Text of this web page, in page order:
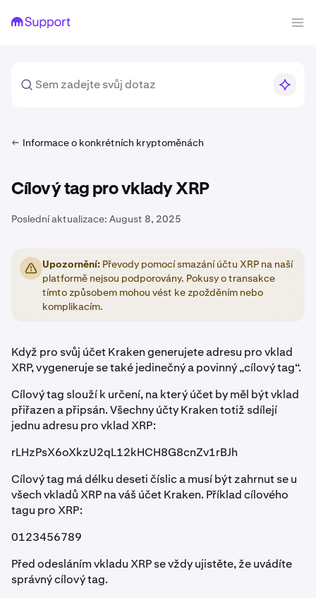
Informace o konkrétních kryptoměnách
Cílový tag pro vklady XRP
Poslední aktualizace: August 8, 2025
Upozornění: Převody pomocí smazání účtu XRP na naší
platformě nejsou podporovány. Pokusy o transakce
tímto způsobem mohou vést ke zpožděním nebo
komplikacím.
Když pro svůj účet Kraken generujete adresu pro vklad
XRP, vygeneruje se také jedinečný a povinný „cílový tag“.
Cílový tag slouží k určení, na který účet by měl být vklad
přiřazen a připsán. Všechny účty Kraken totiž sdílejí
jednu adresu pro vklad XRP:
rLHzPsX6oXkzU2qL12kHCH8G8cnZv1rBJh
Cílový tag má délku deseti číslic a musí být zahrnut se u
všech vkladů XRP na váš účet Kraken. Příklad cílového
tagu pro XRP:
0123456789
Před odesláním vkladu XRP se vždy ujistěte, že uvádíte
správný cílový tag.